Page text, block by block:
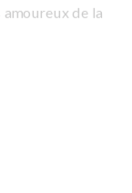
de la